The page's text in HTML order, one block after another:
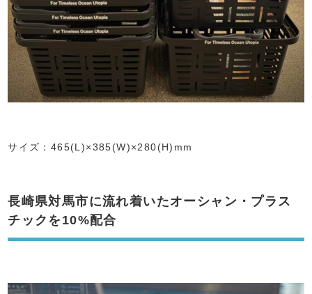
サイズ：465(L)×385(W)×280(H)mm
長崎県対馬市に流れ着いたオーシャン・プラス
チックを10%配合